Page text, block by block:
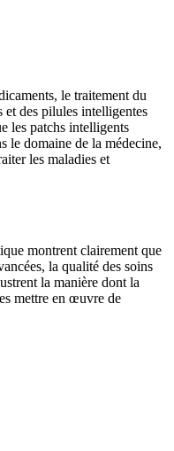
le traitement du
et des pilules intelligentes
les patchs intelligents
le domaine de la médecine,
les maladies et
montrent clairement que
la qualité des soins
la manière dont la
mettre en œuvre de